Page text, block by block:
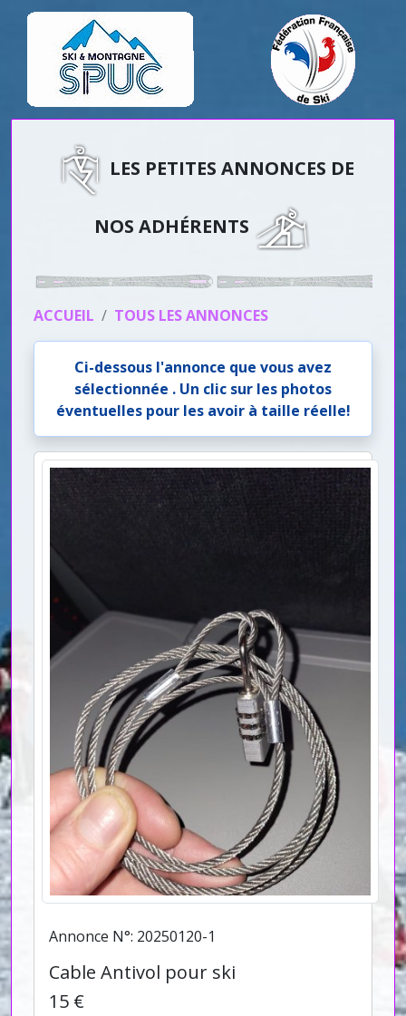
LES PETITES ANNONCES DE
NOS ADHÉRENTS
ACCUEIL TOUS LES ANNONCES
Ci-dessous l'annonce que vous avez
sélectionnée . Un clic sur les photos
éventuelles pour les avoir à taille réelle!
Annonce N°: 20250120-1
Cable Antivol pour ski
15 €